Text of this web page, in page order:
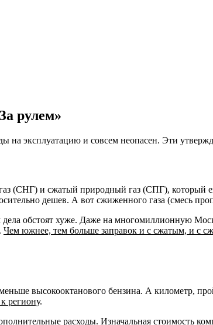
рулем»
на эксплуатацию и совсем неопасен. Эти
(СНГ) и сжатый природный газ (СПГ),
дешев. А вот сжиженного газа (смесь
дела обстоят хуже. Даже на многомиллионную
Чем южнее, тем больше заправок и с сжатым, и с
высокооктанового бензина. А километр,
региону.
расходы. Изначальная стоимость